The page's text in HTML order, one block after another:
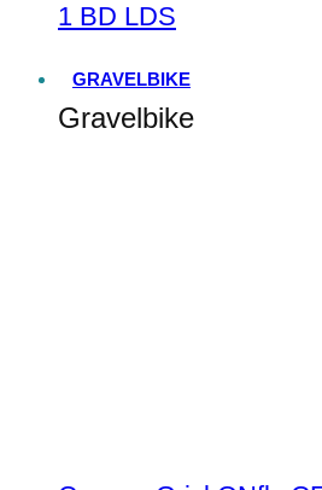
1 BD LDS
GRAVELBIKE
Gravelbike